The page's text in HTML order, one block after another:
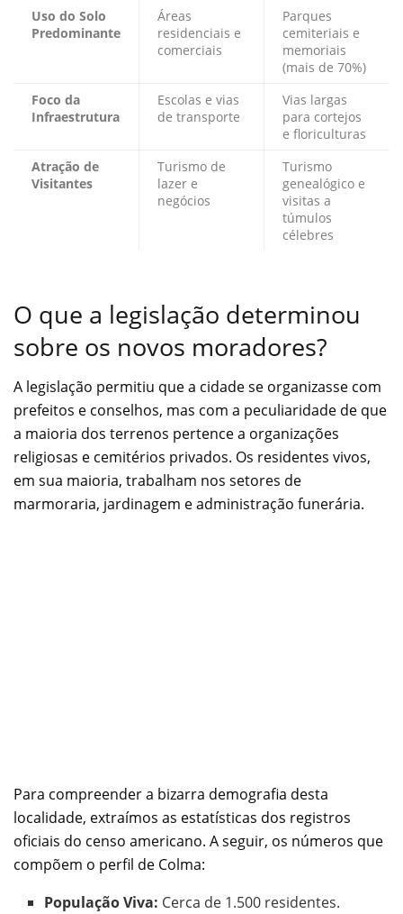
Uso do Solo
Predominante
Áreas
residenciais e
comerciais
Parques
cemiteriais e
memoriais
(mais de 70%)
Foco da
Infraestrutura
Escolas e vias
de transporte
Vias largas
para cortejos
e floriculturas
Atração de
Visitantes
Turismo de
lazer e
negócios
Turismo
genealógico e
visitas a
túmulos
célebres
O que a legislação determinou
sobre os novos moradores?
A legislação permitiu que a cidade se organizasse com
prefeitos e conselhos, mas com a peculiaridade de que
a maioria dos terrenos pertence a organizações
religiosas e cemitérios privados. Os residentes vivos,
em sua maioria, trabalham nos setores de
marmoraria, jardinagem e administração funerária.
Para compreender a bizarra demografia desta
localidade, extraímos as estatísticas dos registros
oficiais do censo americano. A seguir, os números que
compõem o perfil de Colma:
População Viva: Cerca de 1.500 residentes.